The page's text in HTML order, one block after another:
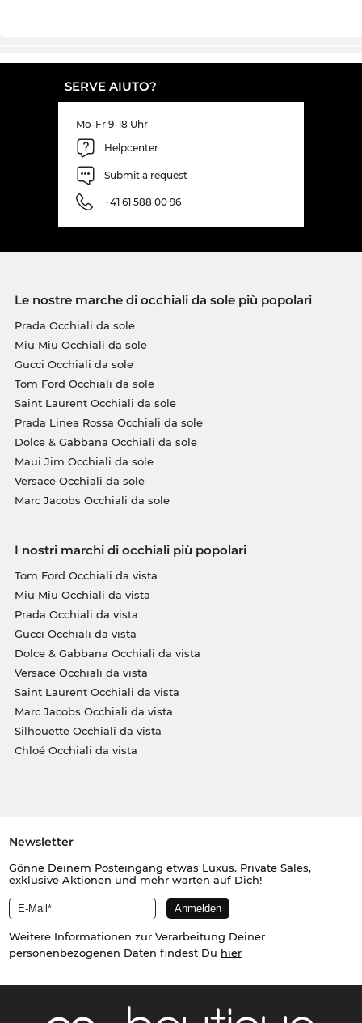
SERVE AIUTO?
Mo-Fr 9-18 Uhr
Helpcenter
Submit a request
+41 61 588 00 96
Le nostre marche di occhiali da sole più popolari
Prada Occhiali da sole
Miu Miu Occhiali da sole
Gucci Occhiali da sole
Tom Ford Occhiali da sole
Saint Laurent Occhiali da sole
Prada Linea Rossa Occhiali da sole
Dolce & Gabbana Occhiali da sole
Maui Jim Occhiali da sole
Versace Occhiali da sole
Marc Jacobs Occhiali da sole
I nostri marchi di occhiali più popolari
Tom Ford Occhiali da vista
Miu Miu Occhiali da vista
Prada Occhiali da vista
Gucci Occhiali da vista
Dolce & Gabbana Occhiali da vista
Versace Occhiali da vista
Saint Laurent Occhiali da vista
Marc Jacobs Occhiali da vista
Silhouette Occhiali da vista
Chloé Occhiali da vista
Newsletter
Gönne Deinem Posteingang etwas Luxus. Private Sales,
exklusive Aktionen und mehr warten auf Dich!
Weitere Informationen zur Verarbeitung Deiner
personenbezogenen Daten findest Du hier